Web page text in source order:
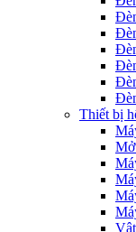
Thiết bị